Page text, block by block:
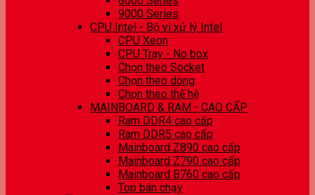
9000 Series
CPU Intel - Bộ vi xử lý Intel
CPU Xeon
CPU Tray - No box
Chọn theo Socket
Chọn theo dòng
Chọn theo thế hệ
MAINBOARD & RAM - CAO CẤP
Ram DDR4 cao cấp
Ram DDR5 cao cấp
Mainboard Z890 cao cấp
Mainboard Z790 cao cấp
Mainboard B760 cao cấp
Top bán chạy